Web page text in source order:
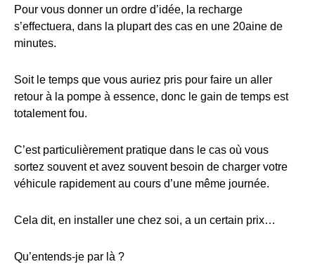
Pour vous donner un ordre d’idée, la recharge
s’effectuera, dans la plupart des cas en une 20aine de
minutes.
Soit le temps que vous auriez pris pour faire un aller
retour à la pompe à essence, donc le gain de temps est
totalement fou.
C’est particulièrement pratique dans le cas où vous
sortez souvent et avez souvent besoin de charger votre
véhicule rapidement au cours d’une même journée.
Cela dit, en installer une chez soi, a un certain prix…
Qu’entends-je par là ?